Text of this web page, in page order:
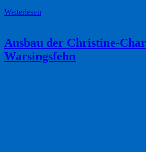
Weiterlesen
Ausbau der Christine-
Warsingsfehn